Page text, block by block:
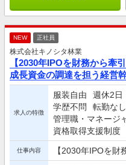
NEW 正社員
株式会社キノシタ林業
【2030年IPOを財務から牽
成長資金の調達を担う経営
求人の特徴
服装自由 週休2日
学歴不問
転勤な
管理職・マネージ
資格取得支援制度
仕事内容 【2030年IPOを財